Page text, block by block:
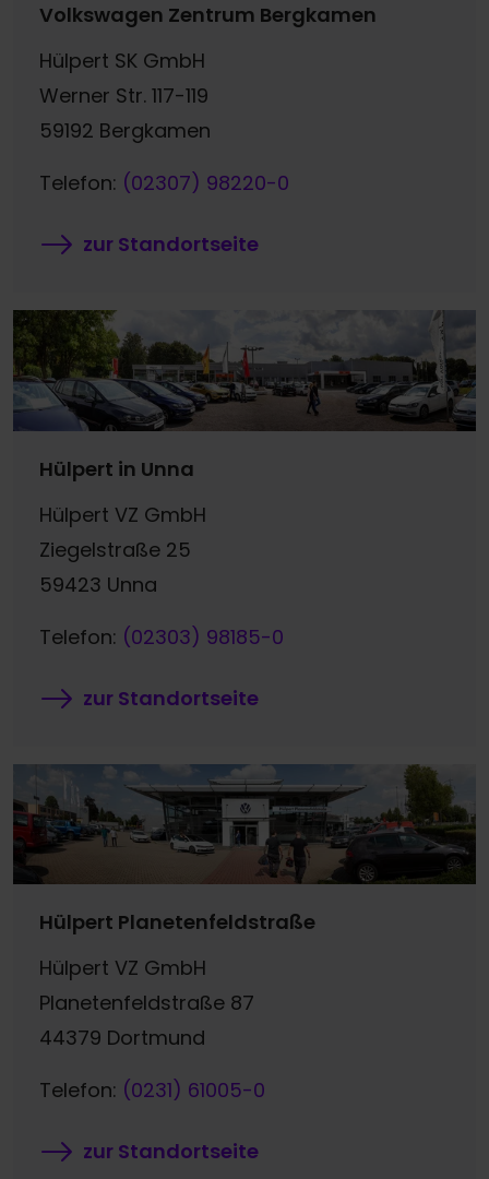
Volkswagen Zentrum Bergkamen
Hülpert SK GmbH
Werner Str. 117-119
59192 Bergkamen
Telefon: (02307) 98220-0
zur Standortseite
Hülpert in Unna
Hülpert VZ GmbH
Ziegelstraße 25
59423 Unna
Telefon: (02303) 98185-0
zur Standortseite
Hülpert Planetenfeldstraße
Hülpert VZ GmbH
Planetenfeldstraße 87
44379 Dortmund
Telefon: (0231) 61005-0
zur Standortseite